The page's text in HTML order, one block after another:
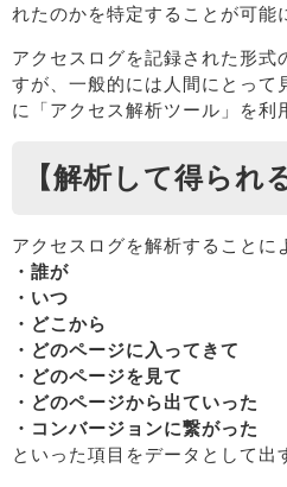
れたのかを特定することが可能
アクセスログを記録された形式
すが、一般的には人間にとって
に「アクセス解析ツール」を利
【解析して得られ
アクセスログを解析することに
・誰が
・いつ
・どこから
・どのページに入ってきて
・どのページを見て
・どのページから出ていった
・コンバージョンに繋がった
といった項目をデータとして出